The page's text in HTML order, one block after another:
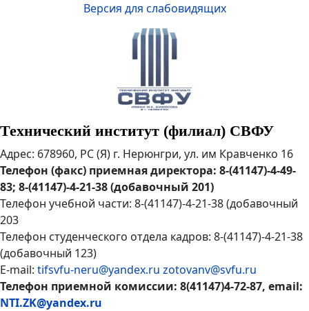
Версия для слабовидящих
Технический институт (филиал) СВФУ
Адрес: 678960, РС (Я) г. Нерюнгри, ул. им Кравченко 16
Телефон (факс) приемная директора: 8-(41147)-4-49-
83; 8-(41147)-4-21-38 (добавочный 201)
Телефон учебной части: 8-(41147)-4-21-38 (добавочный
203
Телефон студенческого отдела кадров: 8-(41147)-4-21-38
(добавочный 123)
E-mail: tifsvfu-neru@yandex.ru zotovanv@svfu.ru
Телефон приемной комиссии: 8(41147)4-72-87, email:
NTI.ZK@yandex.ru